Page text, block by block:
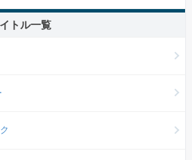
トル一覧